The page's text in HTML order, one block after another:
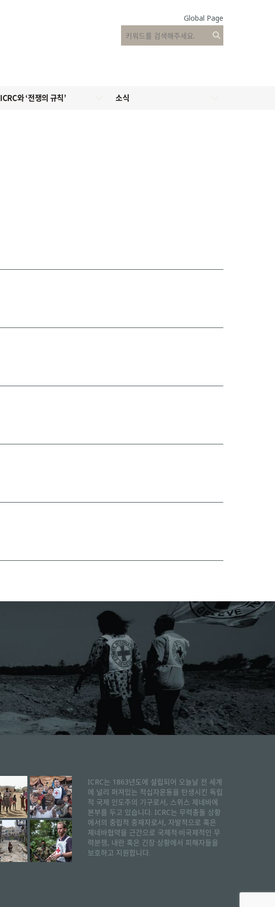
Global Page
ICRC와 ‘전쟁의 규칙’
소식
ICRC는 1863년도에 설립되어 오늘날 전 세계
에 널리 퍼져있는 적십자운동을 탄생시킨 독립
적 국제 인도주의 기구로서, 스위스 제네바에
본부를 두고 있습니다. ICRC는 무력충돌 상황
에서의 중립적 중재자로서, 자발적으로 혹은
제네바협약을 근간으로 국제적·비국제적인 무
력분쟁, 내란 혹은 긴장 상황에서 피해자들을
보호하고 지원합니다.